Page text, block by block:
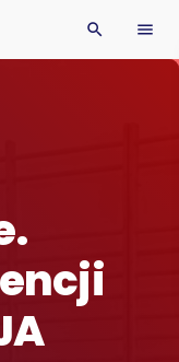
search menu